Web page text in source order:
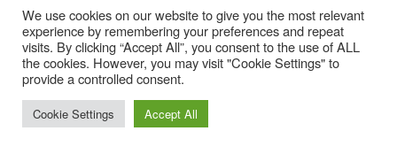
Copyright © 2025 |Minden jog fenntartva| design:Gepárd Web-
Art
We use cookies on our website to give you the most relevant
experience by remembering your preferences and repeat
visits. By clicking “Accept All”, you consent to the use of ALL
the cookies. However, you may visit "Cookie Settings" to
provide a controlled consent.
Cookie Settings Accept All